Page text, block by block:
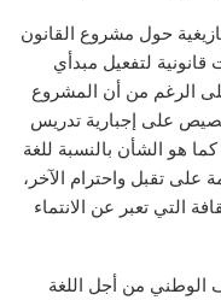
حول مشروع القانون
لتفعيل مبدأي
على الرغم من أن المشروع
على إجبارية تدريس
كما هو الشأن بالنسبة للغة
على تقبل واحترام الآخر،
التي تعبر عن الانتماء
الوطني من أجل اللغة